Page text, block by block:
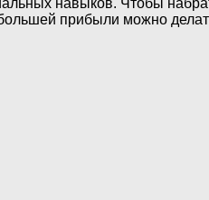
навыков. Чтобы
прибыли можно